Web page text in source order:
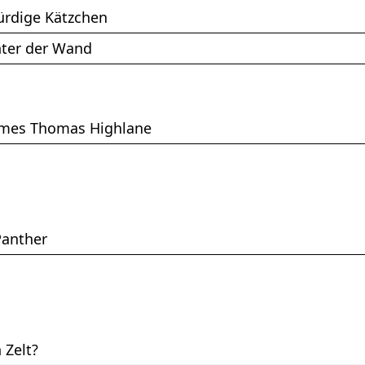
Kätzchen
der Wand
Thomas Highlane